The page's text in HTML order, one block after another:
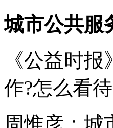
城市公共服
《公益时
作?怎么看